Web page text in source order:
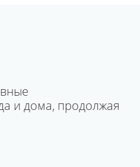
и дома, продолжая